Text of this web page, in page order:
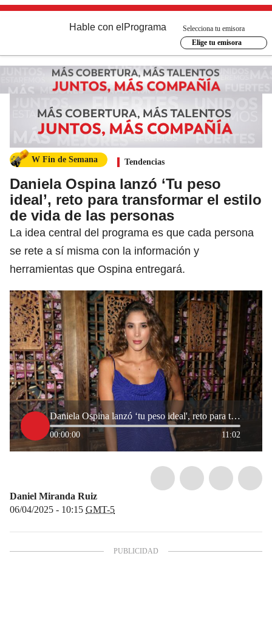
Hable con el Programa
Selecciona tu emisora
Elige tu emisora
W Fin de Semana Tendencias
Daniela Ospina lanzó ‘Tu peso
ideal’, reto para transformar el estilo
de vida de las personas
La idea central del programa es que cada persona
se rete a sí misma con la información y
herramientas que Ospina entregará.
Daniela Ospina lanzó ‘tu peso ideal', reto para transformar estilo de vida de las personas
00:00:00 11:02
Daniel Miranda Ruiz
06/04/2025 - 10:15 GMT-5